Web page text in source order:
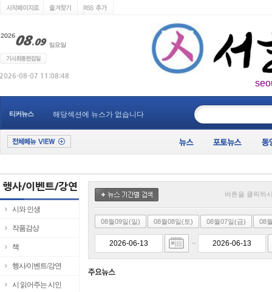
티커뉴스 해당섹션에 뉴스가 없습니다
시와 인생
작품감상
책
행사/이벤트/강연
시 읽어주는 시인
버튼을 클릭하
08월09일(일) 08월08일(토) 08월07일(금) 08
~